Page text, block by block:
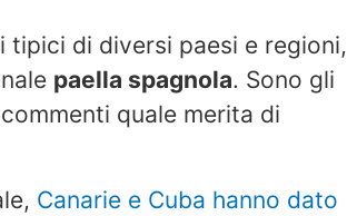
di diversi paesi e regioni,
paella spagnola. Sono gli
quale merita di
Canarie e Cuba hanno dato